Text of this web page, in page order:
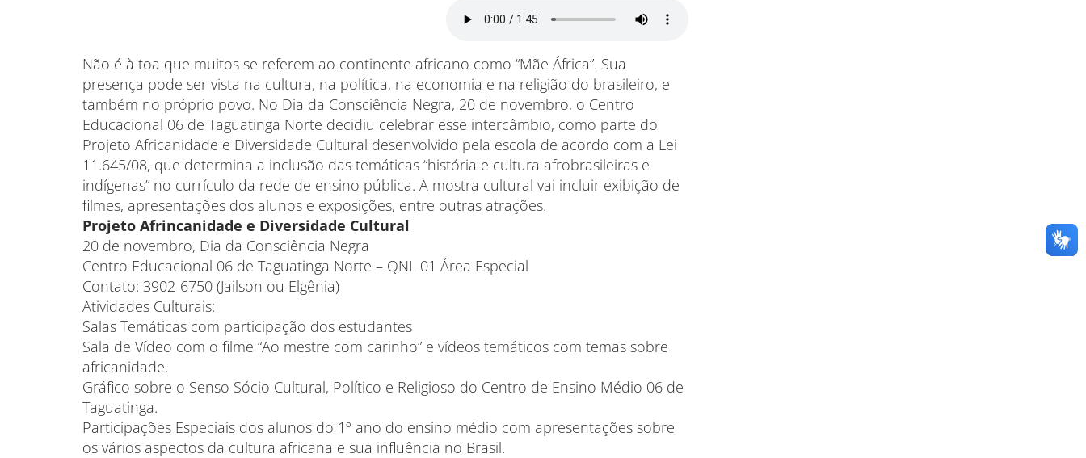
Não é à toa que muitos se referem ao continente africano como “Mãe África”. Sua
presença pode ser vista na cultura, na política, na economia e na religião do brasileiro, e
também no próprio povo. No Dia da Consciência Negra, 20 de novembro, o Centro
Educacional 06 de Taguatinga Norte decidiu celebrar esse intercâmbio, como parte do
Projeto Africanidade e Diversidade Cultural desenvolvido pela escola de acordo com a Lei
11.645/08, que determina a inclusão das temáticas “história e cultura afrobrasileiras e
indígenas” no currículo da rede de ensino pública. A mostra cultural vai incluir exibição de
filmes, apresentações dos alunos e exposições, entre outras atrações.
Projeto Afrincanidade e Diversidade Cultural
20 de novembro, Dia da Consciência Negra
Centro Educacional 06 de Taguatinga Norte – QNL 01 Área Especial
Contato: 3902-6750 (Jailson ou Elgênia)
Atividades Culturais:
Salas Temáticas com participação dos estudantes
Sala de Vídeo com o filme “Ao mestre com carinho” e vídeos temáticos com temas sobre
africanidade.
Gráfico sobre o Senso Sócio Cultural, Político e Religioso do Centro de Ensino Médio 06 de
Taguatinga.
Participações Especiais dos alunos do 1º ano do ensino médio com apresentações sobre
os vários aspectos da cultura africana e sua influência no Brasil.